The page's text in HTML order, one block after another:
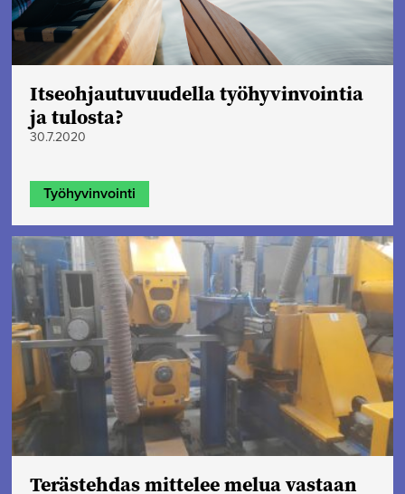
Itseohjautuvuudella työhyvinvointia
ja tulosta?
30.7.2020
Työhyvinvointi
Terästehdas mittelee melua vastaan